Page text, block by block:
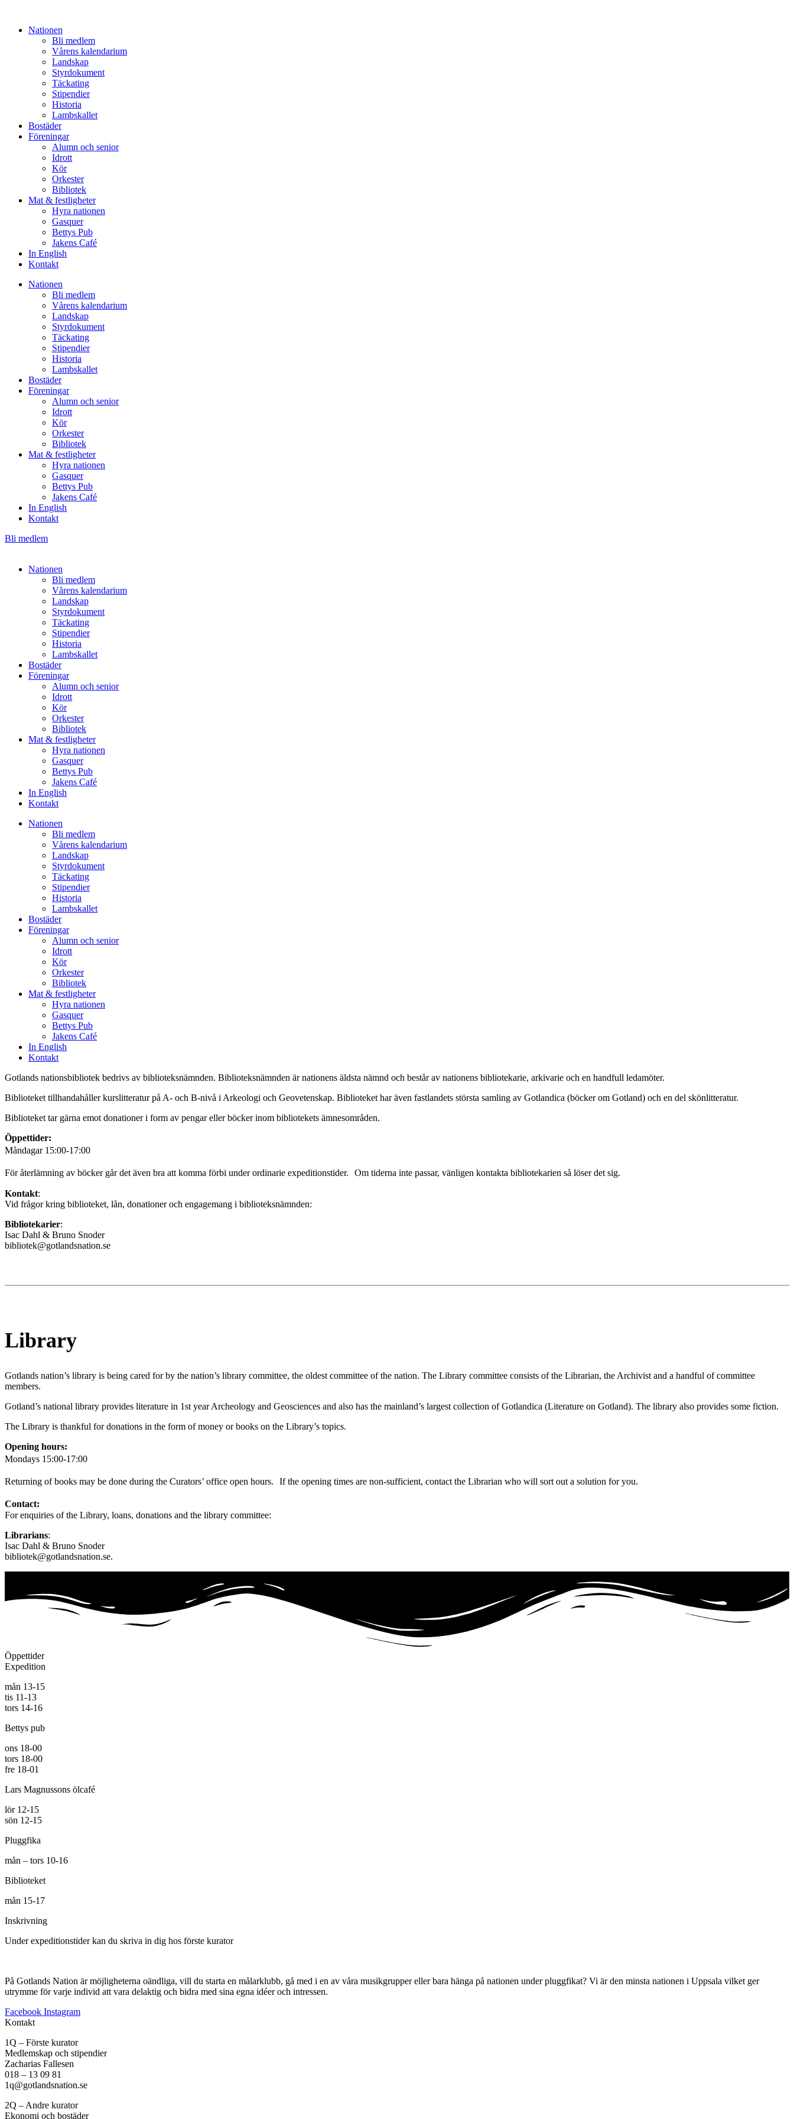
Nationen
Bli medlem
Vårens kalendarium
Landskap
Styrdokument
Täckating
Stipendier
Historia
Lambskallet
Bostäder
Föreningar
Alumn och senior
Idrott
Kör
Orkester
Bibliotek
Mat & festligheter
Hyra nationen
Gasquer
Bettys Pub
Jakens Café
In English
Kontakt
Nationen
Bli medlem
Vårens kalendarium
Landskap
Styrdokument
Täckating
Stipendier
Historia
Lambskallet
Bostäder
Föreningar
Alumn och senior
Idrott
Kör
Orkester
Bibliotek
Mat & festligheter
Hyra nationen
Gasquer
Bettys Pub
Jakens Café
In English
Kontakt
Bli medlem
Nationen
Bli medlem
Vårens kalendarium
Landskap
Styrdokument
Täckating
Stipendier
Historia
Lambskallet
Bostäder
Föreningar
Alumn och senior
Idrott
Kör
Orkester
Bibliotek
Mat & festligheter
Hyra nationen
Gasquer
Bettys Pub
Jakens Café
In English
Kontakt
Nationen
Bli medlem
Vårens kalendarium
Landskap
Styrdokument
Täckating
Stipendier
Historia
Lambskallet
Bostäder
Föreningar
Alumn och senior
Idrott
Kör
Orkester
Bibliotek
Mat & festligheter
Hyra nationen
Gasquer
Bettys Pub
Jakens Café
In English
Kontakt
Gotlands nationsbibliotek bedrivs av biblioteksnämnden. Biblioteksnämnden är nationens äldsta nämnd och består av nationens bibliotekarie, arkivarie och en handfull ledamöter.
Biblioteket tillhandahåller kurslitteratur på A- och B-nivå i Arkeologi och Geovetenskap. Biblioteket har även fastlandets största samling av Gotlandica (böcker om Gotland) och en del skönlitteratur.
Biblioteket tar gärna emot donationer i form av pengar eller böcker inom bibliotekets ämnesområden.
Öppettider:
Måndagar 15:00-17:00
För återlämning av böcker går det även bra att komma förbi under ordinarie expeditionstider. Om tiderna inte passar, vänligen kontakta bibliotekarien så löser det sig.
Kontakt:
Vid frågor kring biblioteket, lån, donationer och engagemang i biblioteksnämnden:
Bibliotekarier:
Isac Dahl & Bruno Snoder
bibliotek@gotlandsnation.se
Library
Gotlands nation’s library is being cared for by the nation’s library committee, the oldest committee of the nation. The Library committee consists of the Librarian, the Archivist and a handful of committee
members.
Gotland’s national library provides literature in 1st year Archeology and Geosciences and also has the mainland’s largest collection of Gotlandica (Literature on Gotland). The library also provides some fiction.
The Library is thankful for donations in the form of money or books on the Library’s topics.
Opening hours:
Mondays 15:00-17:00
Returning of books may be done during the Curators’ office open hours. If the opening times are non-sufficient, contact the Librarian who will sort out a solution for you.
Contact:
For enquiries of the Library, loans, donations and the library committee:
Librarians:
Isac Dahl & Bruno Snoder
bibliotek@gotlandsnation.se.
Öppettider
Expedition
mån 13-15
tis 11-13
tors 14-16
Bettys pub
ons 18-00
tors 18-00
fre 18-01
Lars Magnussons ölcafé
lör 12-15
sön 12-15
Pluggfika
mån – tors 10-16
Biblioteket
mån 15-17
Inskrivning
Under expeditionstider kan du skriva in dig hos förste kurator
På Gotlands Nation är möjligheterna oändliga, vill du starta en målarklubb, gå med i en av våra musikgrupper eller bara hänga på nationen under pluggfikat? Vi är den minsta nationen i Uppsala vilket ger
utrymme för varje individ att vara delaktig och bidra med sina egna idéer och intressen.
Facebook Instagram
Kontakt
1Q – Förste kurator
Medlemskap och stipendier
Zacharias Fallesen
018 – 13 09 81
1q@gotlandsnation.se
2Q – Andre kurator
Ekonomi och bostäder